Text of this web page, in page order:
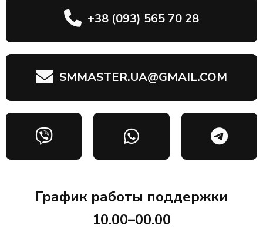
+38 (093) 565 70 28
SMMASTER.UA@GMAIL.COM
График работы поддержки
10.00–00.00